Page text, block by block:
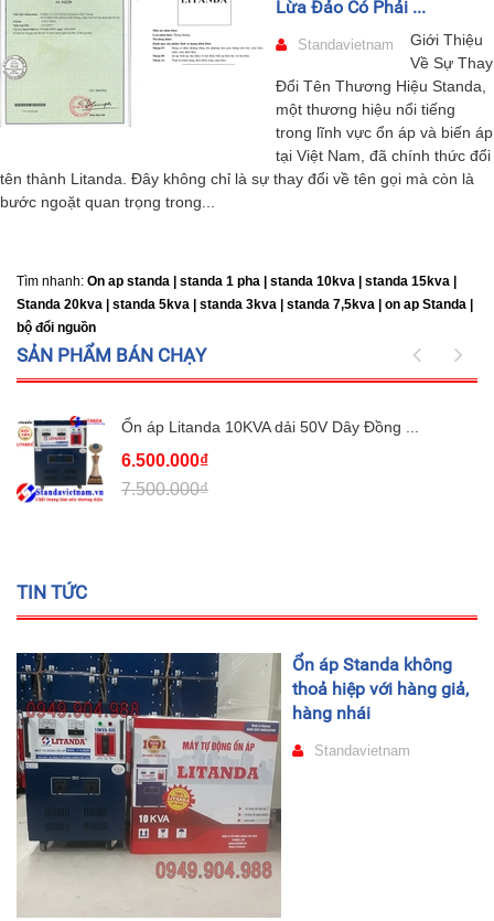
Lừa Đảo Có Phải ...
Standavietnam
Giới Thiệu
Về Sự Thay
Đổi Tên Thương Hiệu Standa,
một thương hiệu nổi tiếng
trong lĩnh vực ổn áp và biến áp
tại Việt Nam, đã chính thức đổi
tên thành Litanda. Đây không chỉ là sự thay đổi về tên gọi mà còn là
bước ngoặt quan trọng trong...
Tìm nhanh: On ap standa | standa 1 pha | standa 10kva | standa 15kva |
Standa 20kva |
standa 5kva | standa 3kva | standa 7,5kva | on ap Standa |
bộ đổi nguồn
SẢN PHẨM BÁN CHẠY
Ổn áp Litanda 10KVA dải 50V Dây Đồng ...
6.500.000₫
7.500.000₫
TIN TỨC
Ổn áp Standa không
thoả hiệp với hàng giả,
hàng nhái
Standavietnam